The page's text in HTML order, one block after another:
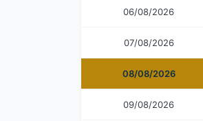
06/08/2026
07/08/2026
08/08/2026
09/08/2026